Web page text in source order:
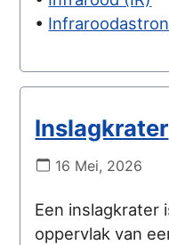
•
Inslagkrater
16 Mei, 2026
Een inslagkrater
oppervlak van